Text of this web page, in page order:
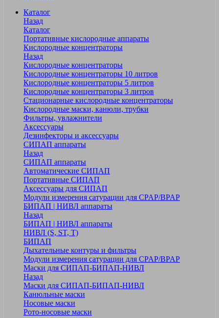
Каталог
Назад
Каталог
Портативные кислородные аппараты
Кислородные концентраторы
Назад
Кислородные концентраторы
Кислородные концентраторы 10 литров
Кислородные концентраторы 5 литров
Кислородные концентраторы 3 литров
Стационарные кислородные концентраторы
Кислородные маски, канюли, трубки
Фильтры, увлажнители
Аксессуары
Дезинфекторы и аксессуары
СИПАП аппараты
Назад
СИПАП аппараты
Автоматические СИПАП
Портативные СИПАП
Аксессуары для СИПАП
Модули измерения сатурации для CPAP/BPAP
БИПАП | НИВЛ аппараты
Назад
БИПАП | НИВЛ аппараты
НИВЛ (S, ST, T)
БИПАП
Дыхательные контуры и фильтры
Модули измерения сатурации для CPAP/BPAP
Маски для СИПАП-БИПАП-НИВЛ
Назад
Маски для СИПАП-БИПАП-НИВЛ
Канюльные маски
Носовые маски
Рото-носовые маски